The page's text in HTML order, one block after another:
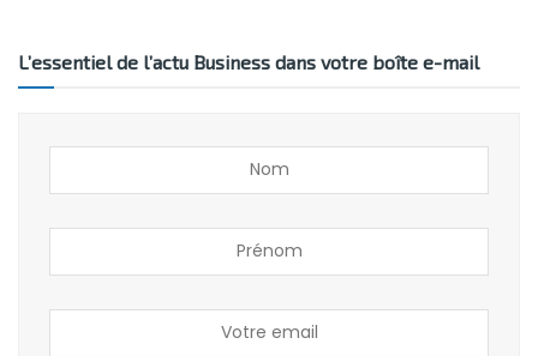
L’essentiel de l’actu Business dans votre boîte e-mail